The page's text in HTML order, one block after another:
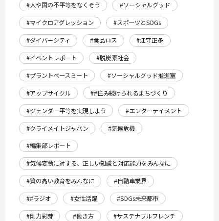
#人や国の不平等をなくそう
#ソーシャルグッド
#マイクロアグレッション
#スポーツとSDGs
#ダイバーシティ
#食品ロス
#江守正多
#イベントレポート
#脱炭素社会
#プラントベースミート
#ソーシャルグッド推進室
#アップサイクル
##住み続けられるまちづくり
#ジェンダー平等を実現しよう
#エンターテイメント
#クライメイトジャパン
#気候危機
#編集部レポート
#気候変動に対する、正しい知識と対応能力をみんなに
#質の高い教育をみんなに
#自動車業界
##ラジオ
#女性活躍
#SDGs未来都市
#剛力彩芽
#働き方
#サステナブルフレンチ